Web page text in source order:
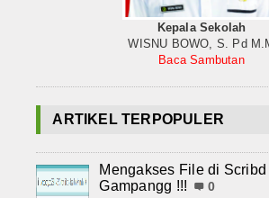
Kepala Sekolah
WISNU BOWO, S. Pd
Baca Sambutan
ARTIKEL TERPOPULER
Mengakses File di
Gampangg !!!
0